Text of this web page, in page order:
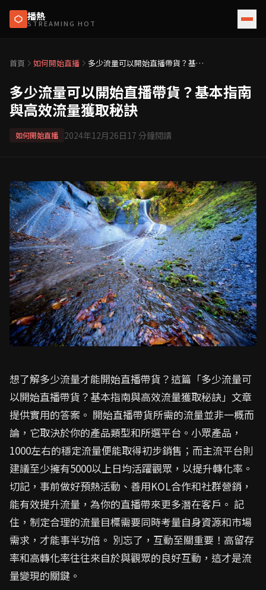
播熱
STREAMING HOT
首頁 如何開始直播
多少流量可以開始直播帶貨？基本
多少流量可以開始直播帶貨？基本指南
與高效流量獲取秘訣
如何開始直播 2024年12月26日17 分鐘閱讀
想了解多少流量才能開始直播帶貨？這篇「多少流量可
以開始直播帶貨？基本指南與高效流量獲取秘訣」文章
提供實用的答案。 開始直播帶貨所需的流量並非一概而
論，它取決於你的產品類型和所選平台。小眾產品，
1000左右的穩定流量便能取得初步銷售；而主流平台則
建議至少擁有5000以上日均活躍觀眾，以提升轉化率。
切記，事前做好預熱活動、善用KOL合作和社群營銷，
能有效提升流量，為你的直播帶來更多潛在客戶。 記
住，制定合理的流量目標需要同時考量自身資源和市場
需求，才能事半功倍。 別忘了，互動至關重要！高留存
率和高轉化率往往來自於與觀眾的良好互動，這才是流
量變現的關鍵。